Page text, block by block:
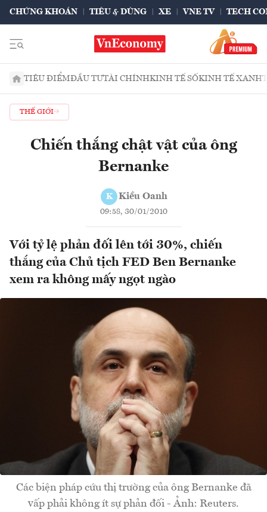
CHỨNG KHOÁN TIÊU & DÙNG XE VNE TV TECH
TIÊU ĐIỂMĐẦU TƯTÀI CHÍNHKINH TẾ SỐKINH TẾ XANH
THẾ GIỚI
Chiến thắng chật vật của ông
Bernanke
K Kiều Oanh
09:58, 30/01/2010
Với tỷ lệ phản đối lên tới 30%, chiến
thắng của Chủ tịch FED Ben Bernanke
xem ra không mấy ngọt ngào
Các biện pháp cứu thị trường của ông Bernanke đã
vấp phải không ít sự phản đối - Ảnh: Reuters.